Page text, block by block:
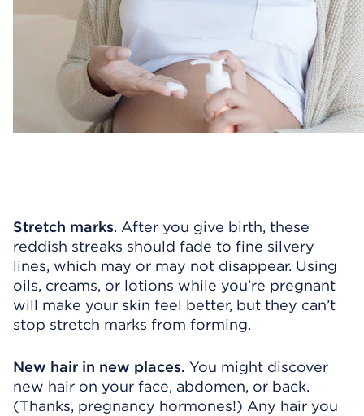
Stretch marks. After you give birth, these
reddish streaks should fade to fine silvery
lines, which may or may not disappear. Using
oils, creams, or lotions while you’re pregnant
will make your skin feel better, but they can’t
stop stretch marks from forming.
New hair in new places. You might discover
new hair on your face, abdomen, or back.
(Thanks, pregnancy hormones!) Any hair you